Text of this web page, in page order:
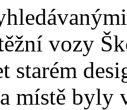
vozy
starém
místě byly